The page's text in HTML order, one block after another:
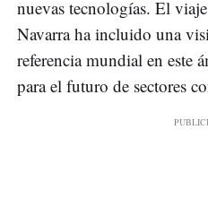
nuevas tecnologías. El
Navarra ha incluido una
referencia mundial en este
para el futuro de sectores